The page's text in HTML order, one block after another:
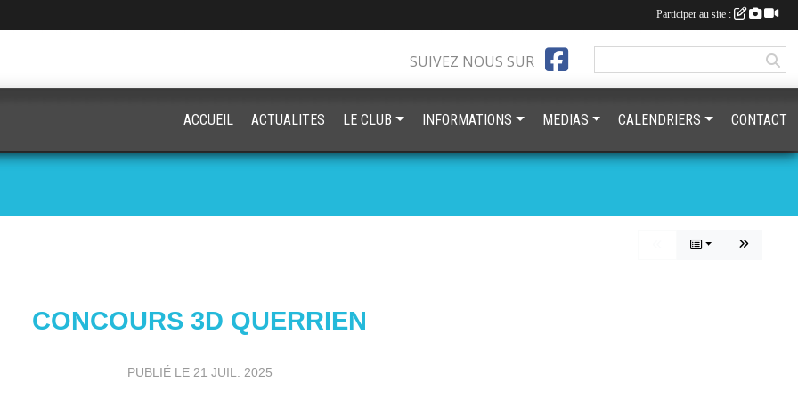
CONCOURS 3D QUERRIEN
PUBLIÉ LE 21 JUIL. 2025
SUIVEZ NOUS SUR
ACCUEIL ACTUALITES LE CLUB INFORMATIONS MEDIAS CALENDRIERS CONTACT
Participer au site :